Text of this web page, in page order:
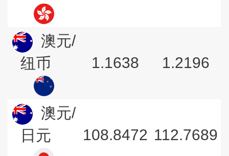
澳元/
纽币
1.1638 1.2196
澳元/
日元
108.8472 112.7689